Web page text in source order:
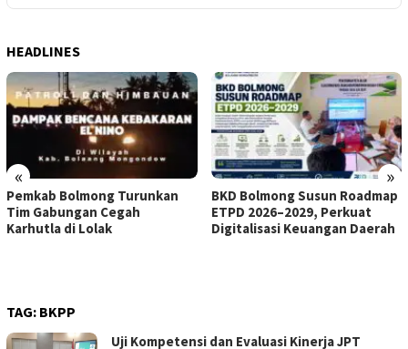
HEADLINES
« »
Pemkab Bolmong Turunkan
Tim Gabungan Cegah
Karhutla di Lolak
BKD Bolmong Susun Roadmap
ETPD 2026–2029, Perkuat
Digitalisasi Keuangan Daerah
TAG: BKPP
Uji Kompetensi dan Evaluasi Kinerja JPT